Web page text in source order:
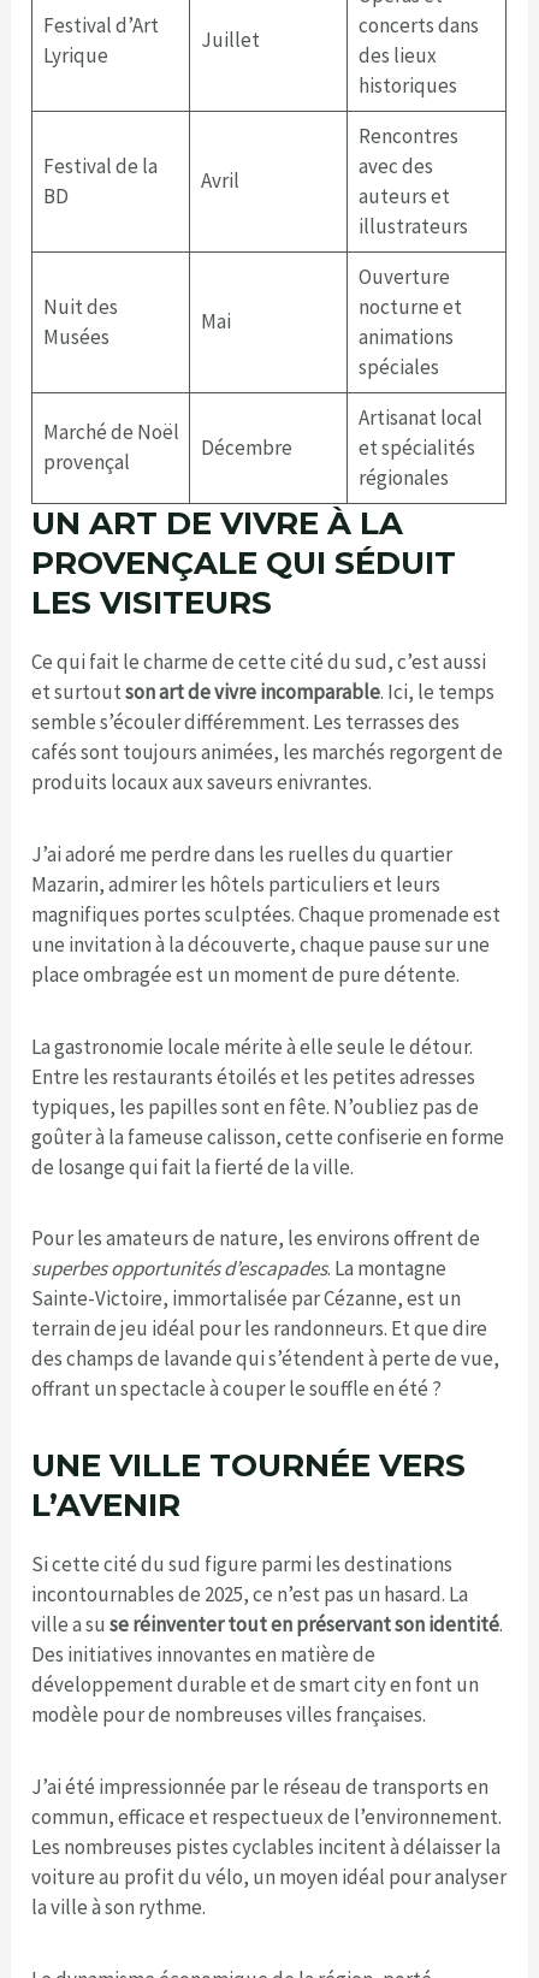
Festival d’Art
Lyrique
Juillet
concerts dans
des lieux
historiques
Festival de la
BD
Avril
Rencontres
avec des
auteurs et
illustrateurs
Nuit des
Musées
Mai
Ouverture
nocturne et
animations
spéciales
Marché de Noël
provençal
Décembre
Artisanat local
et spécialités
régionales
UN ART DE VIVRE À LA
PROVENÇALE QUI SÉDUIT
LES VISITEURS
Ce qui fait le charme de cette cité du sud, c’est aussi
et surtoutson art de vivre incomparable. Ici, le temps
semble s’écouler différemment. Les terrasses des
cafés sont toujours animées, les marchés regorgent de
produits locaux aux saveurs enivrantes.
J’ai adoré me perdre dans les ruelles du quartier
Mazarin, admirer les hôtels particuliers et leurs
magnifiques portes sculptées. Chaque promenade est
une invitation à la découverte, chaque pause sur une
place ombragée est un moment de pure détente.
La gastronomie locale mérite à elle seule le détour.
Entre les restaurants étoilés et les petites adresses
typiques, les papilles sont en fête. N’oubliez pas de
goûter à la fameuse calisson, cette confiserie en forme
de losange qui fait la fierté de la ville.
Pour les amateurs de nature, les environs offrent de
superbes opportunités d’escapades. La montagne
Sainte-Victoire, immortalisée par Cézanne, est un
terrain de jeu idéal pour les randonneurs. Et que dire
des champs de lavande qui s’étendent à perte de vue,
offrant un spectacle à couper le souffle en été ?
UNE VILLE TOURNÉE VERS
L’AVENIR
Si cette cité du sud figure parmi les destinations
incontournables de 2025, ce n’est pas un hasard. La
ville a suse réinventer tout en préservant son identité.
Des initiatives innovantes en matière de
développement durable et de smart city en font un
modèle pour de nombreuses villes françaises.
J’ai été impressionnée par le réseau de transports en
commun, efficace et respectueux de l’environnement.
Les nombreuses pistes cyclables incitent à délaisser la
voiture au profit du vélo, un moyen idéal pour analyser
la ville à son rythme.